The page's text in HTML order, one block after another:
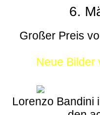
6.
Großer Preis
Neue Bilder
Lorenzo Bandini